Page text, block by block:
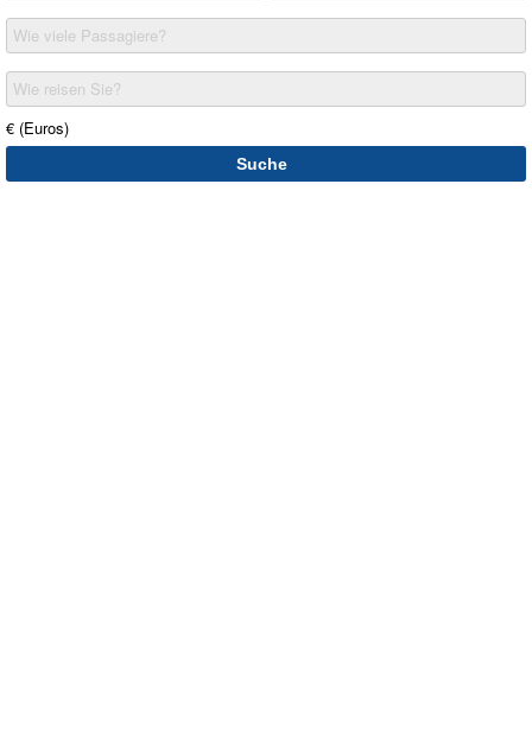
Wie viele Passagiere?
Wie reisen Sie?
€ (Euros)
Suche